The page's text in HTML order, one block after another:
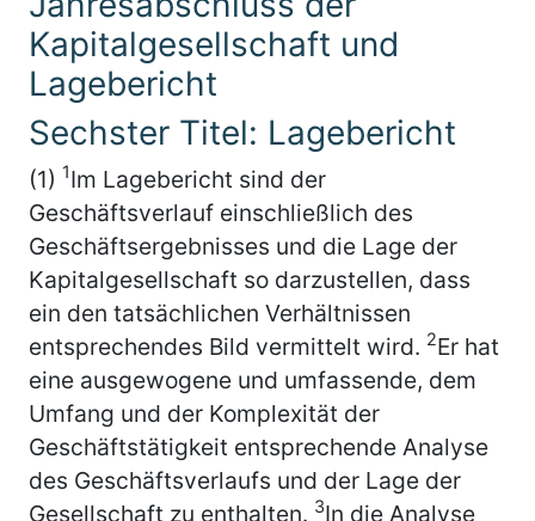
Kapitalgesellschaft und
Lagebericht
Sechster Titel: Lagebericht
(1) 1Im Lagebericht sind der
Geschäftsverlauf einschließlich des
Geschäftsergebnisses und die Lage der
Kapitalgesellschaft so darzustellen, dass
ein den tatsächlichen Verhältnissen
entsprechendes Bild vermittelt wird. 2Er hat
eine ausgewogene und umfassende, dem
Umfang und der Komplexität der
Geschäftstätigkeit entsprechende Analyse
des Geschäftsverlaufs und der Lage der
Gesellschaft zu enthalten. 3In die Analyse